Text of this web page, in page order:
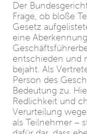
Der
Frage, ob bloße
Gesetz
eine
entschieden und
bejaht. Als
Person des
Bedeutung zu.
Redlichkeit und
Verurteilung
als Teilnehmer –